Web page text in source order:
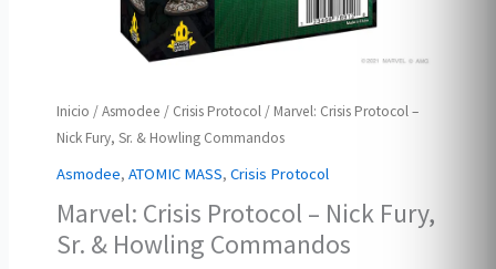
Inicio /Asmodee / Crisis Protocol / Marvel: Crisis Protocol –
Nick Fury, Sr. & Howling Commandos
Asmodee,ATOMIC MASS,Crisis Protocol
Marvel: Crisis Protocol – Nick Fury,
Sr. & Howling Commandos